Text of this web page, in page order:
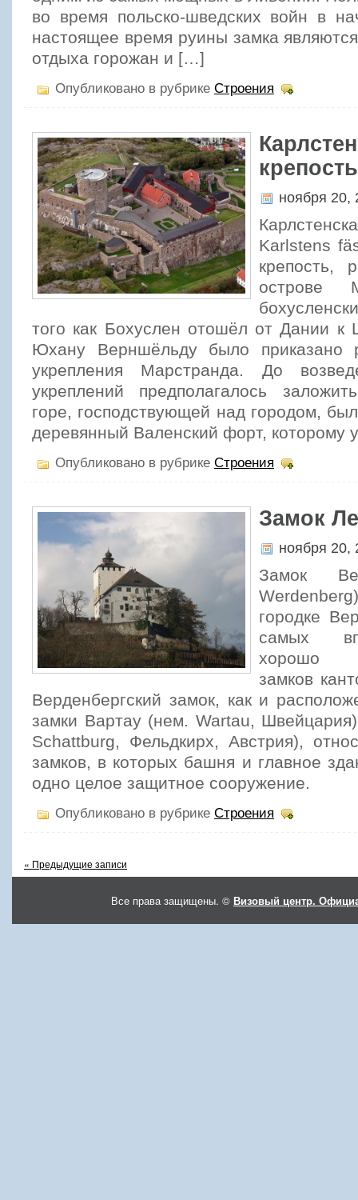
во время польско-шведских войн в
настоящее время руины замка
отдыха горожан и […]
Опубликовано в рубрике Строения
крепость
ноября 20,
Karlstens
крепость,
острове
того как Бохуслен отошёл от Дании к
Юхану Верншёльду было приказано
укрепления Марстранда. До
укреплений предполагалось
горе, господствующей над городом,
деревянный Валенский форт, которому
Опубликовано в рубрике Строения
Замок
ноября 20,
Замок
городке
самых
хорошо
замков
Верденбергский замок, как и
замки Вартау (нем. Wartau,
Schattburg, Фельдкирх, Австрия),
замков, в которых башня и главное
одно целое защитное сооружение.
Опубликовано в рубрике Строения
« Предыдущие записи
Все права защищены. © Визовый центр.